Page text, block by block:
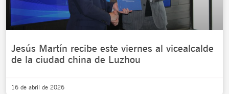
Jesús Martín recibe este viernes al vicealcalde
de la ciudad china de Luzhou
16 de abril de 2026